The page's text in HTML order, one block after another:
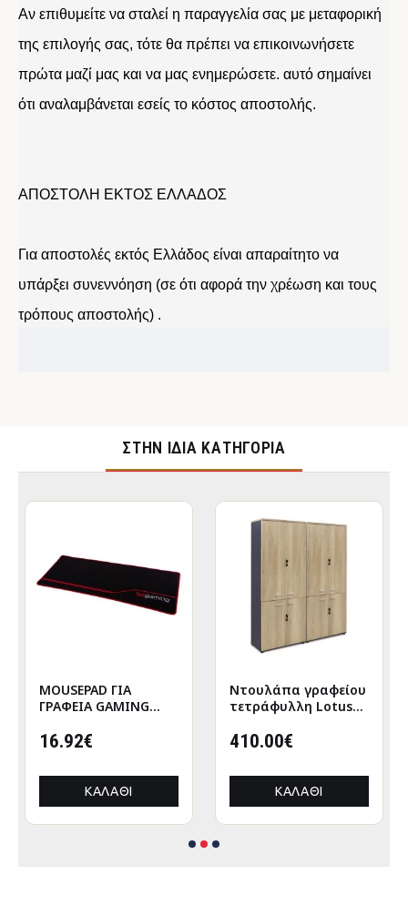
Αν επιθυμείτε να σταλεί η παραγγελία σας με μεταφορική
της επιλογής σας, τότε θα πρέπει να επικοινωνήσετε
πρώτα μαζί μας και να μας ενημερώσετε. αυτό σημαίνει
ότι αναλαμβάνεται εσείς το κόστος αποστολής.
ΑΠΟΣΤΟΛΗ ΕΚΤΟΣ ΕΛΛΑΔΟΣ
Για αποστολές εκτός Ελλάδος είναι απαραίτητο να
υπάρξει συνεννόηση (σε ότι αφορά την χρέωση και τους
τρόπους αποστολής) .
ΣΤΉΝ ΊΔΙΑ ΚΑΤΗΓΟΡΊΑ
MOUSEPAD ΓΙΑ
ΓΡΑΦΕΙΑ GAMING
ΜΑΥΡΟ ΧΡΩΜΑ
16.92€
ΚΑΛΆΘΙ
Nτουλάπα γραφείου
τετράφυλλη Lotus
ανθρακί
410.00€
ΚΑΛΆΘΙ